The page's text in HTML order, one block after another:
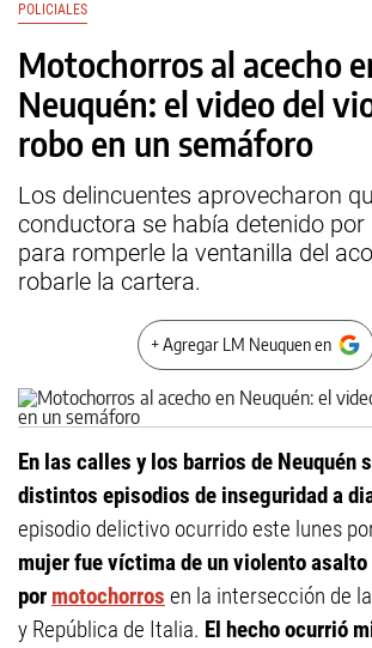
POLICIALES
Motochorros al acecho
Neuquén: el video del
robo en un semáforo
Los delincuentes aprovecharon
conductora se había detenido por
para romperle la ventanilla del
robarle la cartera.
+ Agregar LM Neuquen en
En las calles y los barrios de Neuquén
distintos episodios de inseguridad a
episodio delictivo ocurrido este lunes
mujer fue víctima de un violento
por motochorros en la intersección de
y República de Italia. El hecho ocurrió